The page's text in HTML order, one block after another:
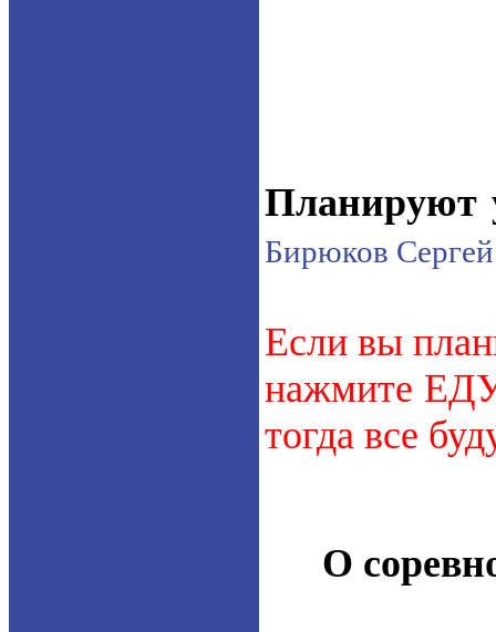
Планируют
Бирюков Сергей
Если вы
нажмите
тогда все
О